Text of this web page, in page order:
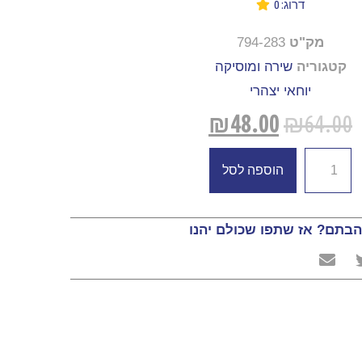
דרוג: 0
מק"ט 794-283
קטגוריה שירה ומוסיקה
יוחאי יצהרי
₪64.00
₪48.00
הוספה לסל
אז שתפו שכולם יהנו